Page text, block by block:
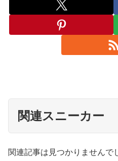
関連スニーカー
関連記事は見つかりませんで